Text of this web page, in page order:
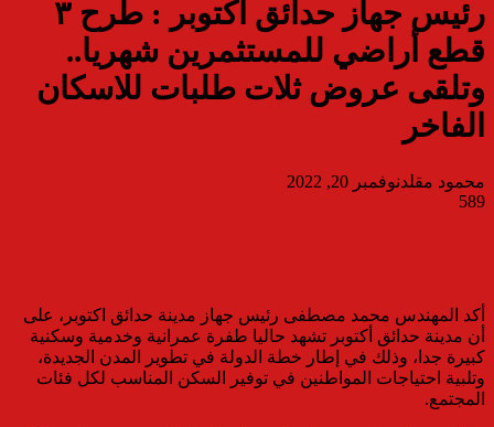
رئيس جهاز حدائق اكتوبر : طرح ٣
قطع أراضي للمستثمرين شهريا..
وتلقى عروض ثلات طلبات للاسكان
الفاخر
محمود مقلدنوفمبر 20, 2022
589
أكد المهندس محمد مصطفى رئيس جهاز مدينة حدائق اكتوبر، على
أن مدينة حدائق أكتوبر تشهد حاليا طفرة عمرانية وخدمية وسكنية
كبيرة جدا، وذلك في إطار خطة الدولة في تطوير المدن الجديدة،
وتلبية احتياجات المواطنين في توفير السكن المناسب لكل فئات
المجتمع.